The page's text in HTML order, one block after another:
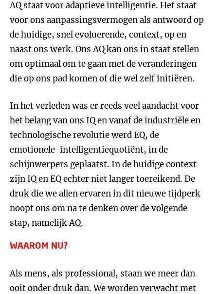
AQ staat voor adaptieve intelligentie. Het staat
voor ons aanpassingsvermogen als antwoord op
de huidige, snel evoluerende, context, op en
naast ons werk. Ons AQ kan ons in staat stellen
om optimaal om te gaan met de veranderingen
die op ons pad komen of die wel zelf initiëren.
In het verleden was er reeds veel aandacht voor
het belang van ons IQ en vanaf de industriële en
technologische revolutie werd EQ, de
emotionele-intelligentiequotiënt, in de
schijnwerpers geplaatst. In de huidige context
zijn IQ en EQ echter niet langer toereikend. De
druk die we allen ervaren in dit nieuwe tijdperk
noopt ons om na te denken over de volgende
stap, namelijk AQ.
WAAROM NU?
Als mens, als professional, staan we meer dan
ooit onder druk dan. We worden verwacht met